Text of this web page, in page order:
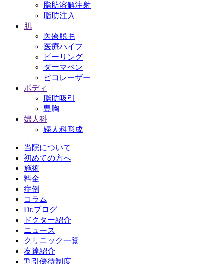
脂肪溶解注射
脂肪注入
肌
医療脱毛
医療ハイフ
ピーリング
ダーマペン
ピコレーザー
ボディ
脂肪吸引
豊胸
婦人科
婦人科形成
当院について
初めての方へ
施術
料金
症例
コラム
Dr.ブログ
ドクター紹介
ニュース
クリニック一覧
友達紹介
割引優待制度